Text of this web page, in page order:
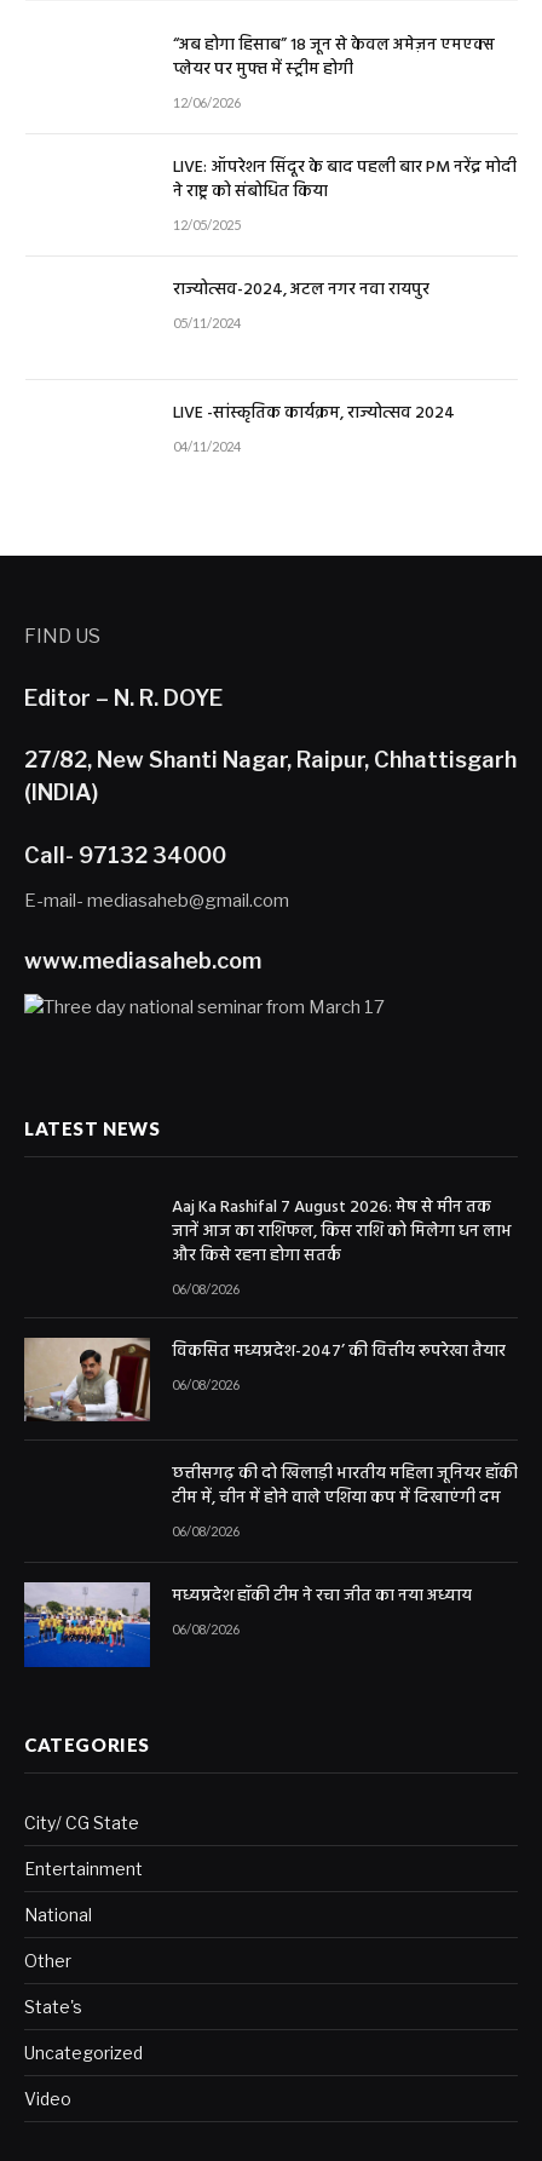
“अब होगा हिसाब” 18 जून से केवल अमेज़न एमएक्स
प्लेयर पर मुफ्त में स्ट्रीम होगी
12/06/2026
LIVE: ऑपरेशन सिंदूर के बाद पहली बार PM नरेंद्र मोदी
ने राष्ट्र को संबोधित किया
12/05/2025
राज्योत्सव-2024, अटल नगर नवा रायपुर
05/11/2024
LIVE -सांस्कृतिक कार्यक्रम, राज्योत्सव 2024
04/11/2024
FIND US
Editor – N. R. DOYE
27/82, New Shanti Nagar, Raipur, Chhattisgarh
(INDIA)
Call- 97132 34000
E-mail- mediasaheb@gmail.com
www.mediasaheb.com
LATEST NEWS
Aaj Ka Rashifal 7 August 2026: मेष से मीन तक
जानें आज का राशिफल, किस राशि को मिलेगा धन लाभ
और किसे रहना होगा सतर्क
06/08/2026
विकसित मध्यप्रदेश-2047’ की वित्तीय रूपरेखा तैयार
06/08/2026
छत्तीसगढ़ की दो खिलाड़ी भारतीय महिला जूनियर हॉकी
टीम में, चीन में होने वाले एशिया कप में दिखाएंगी दम
06/08/2026
मध्यप्रदेश हॉकी टीम ने रचा जीत का नया अध्याय
06/08/2026
CATEGORIES
City/ CG State
Entertainment
National
Other
State's
Uncategorized
Video